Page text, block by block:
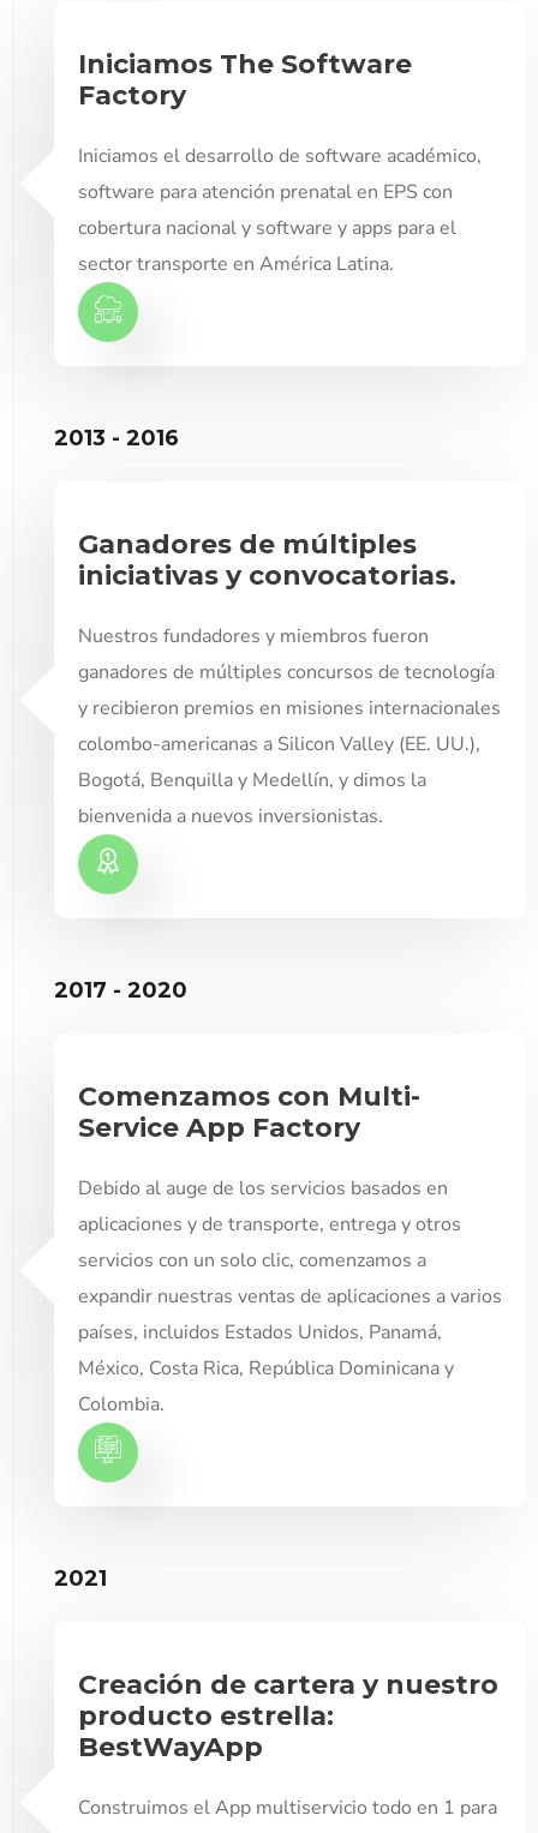
Iniciamos The Software
Factory
Iniciamos el desarrollo de software académico,
software para atención prenatal en EPS con
cobertura nacional y software y apps para el
sector transporte en América Latina.
Ganadores de múltiples
iniciativas y convocatorias.
Nuestros fundadores y miembros fueron
ganadores de múltiples concursos de tecnología
y recibieron premios en misiones internacionales
colombo-americanas a Silicon Valley (EE. UU.),
Bogotá, Benquilla y Medellín, y dimos la
bienvenida a nuevos inversionistas.
2013 - 2016
Comenzamos con Multi-
Service App Factory
Debido al auge de los servicios basados ​​en
aplicaciones y de transporte, entrega y otros
servicios con un solo clic, comenzamos a
expandir nuestras ventas de aplicaciones a varios
países, incluidos Estados Unidos, Panamá,
México, Costa Rica, República Dominicana y
Colombia.
2017 - 2020
Creación de cartera y nuestro
producto estrella:
BestWayApp
Construimos el App multiservicio todo en 1 para
2021